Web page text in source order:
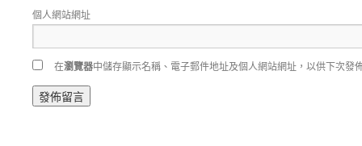
個人網站網址
在瀏覽器中儲存顯示名稱、電子郵件地址及個人網站網址，以供下次發